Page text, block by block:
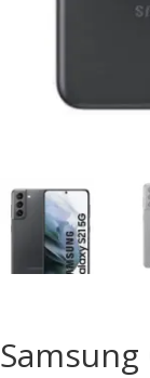
Samsung